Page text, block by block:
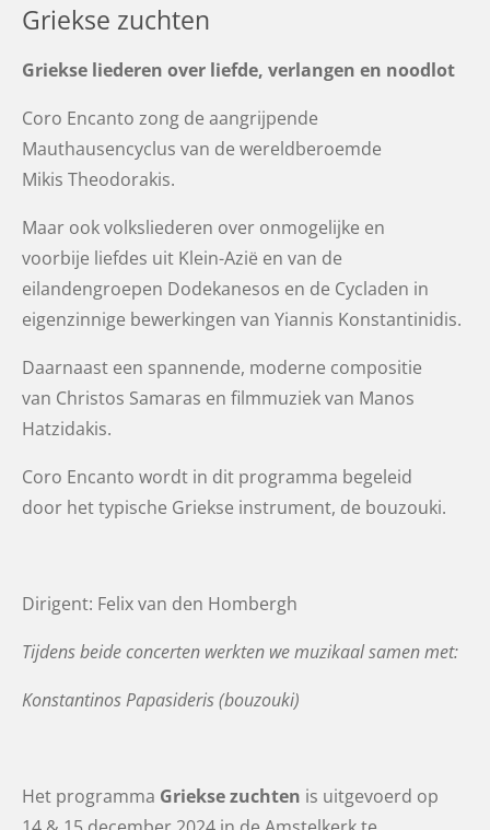
Griekse zuchten
Griekse liederen over liefde, verlangen en noodlot
Coro Encanto zong de aangrijpende
Mauthausencyclus van de wereldberoemde
Mikis Theodorakis.
Maar ook volksliederen over onmogelijke en
voorbije liefdes uit Klein-Azië en van de
eilandengroepen Dodekanesos en de Cycladen in
eigenzinnige bewerkingen van Yiannis Konstantinidis.
Daarnaast een spannende, moderne compositie
van Christos Samaras en filmmuziek van Manos
Hatzidakis.
Coro Encanto wordt in dit programma begeleid
door het typische Griekse instrument, de bouzouki.
Dirigent: Felix van den Hombergh
Tijdens beide concerten werkten we muzikaal samen met:
Konstantinos Papasideris (bouzouki)
Het programma Griekse zuchten is uitgevoerd op